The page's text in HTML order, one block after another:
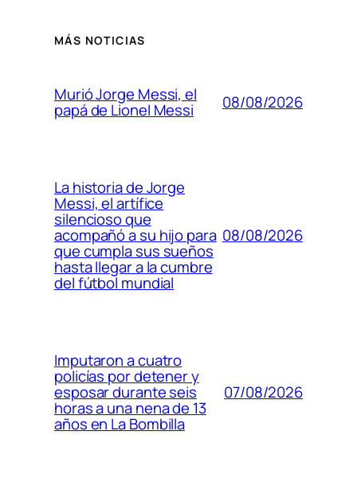
MÁS NOTICIAS
Murió Jorge Messi, el
papá de Lionel Messi 08/08/2026
La historia de Jorge
Messi, el artífice
silencioso que
acompañó a su hijo para
que cumpla sus sueños
hasta llegar a la cumbre
del fútbol mundial
08/08/2026
Imputaron a cuatro
policías por detener y
esposar durante seis
horas a una nena de 13
años en La Bombilla
07/08/2026